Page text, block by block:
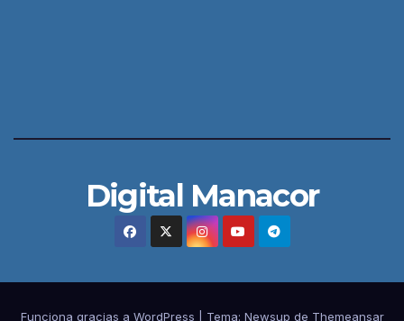
Digital Manacor
Funciona gracias a WordPress Tema: Newsup de Themeansar